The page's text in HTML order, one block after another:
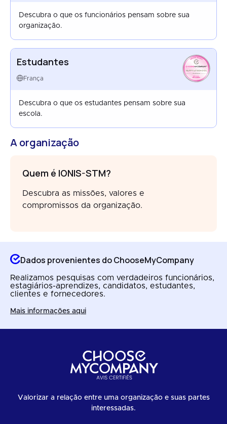
Descubra o que os funcionários pensam sobre sua
organização.
Estudantes
França
HAPPYATSCHOOL
FRANCE
JUN 2025
Descubra o que os estudantes pensam sobre sua
escola.
A organização
Quem é IONIS-STM?
Descubra as missões, valores e
compromissos da organização.
Dados provenientes do ChooseMyCompany
Realizamos pesquisas com verdadeiros funcionários,
estagiários-aprendizes, candidatos, estudantes,
clientes e fornecedores.
Mais informações aqui
Valorizar a relação entre uma organização e suas partes
interessadas.